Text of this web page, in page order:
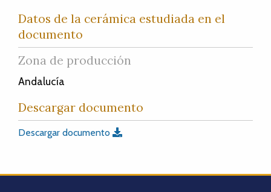
Datos de la cerámica estudiada en el
documento
Zona de producción
Andalucía
Descargar documento
Descargar documento